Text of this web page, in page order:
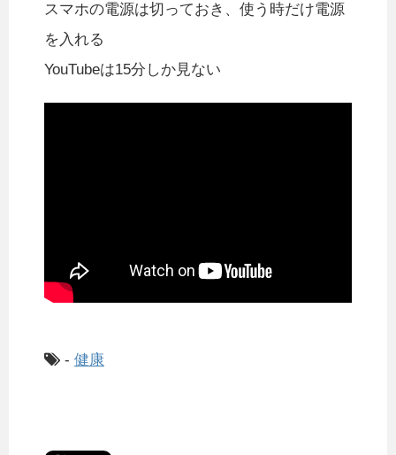
スマホの電源は切っておき、使う時だけ電源
を入れる
YouTubeは15分しか見ない
- 健康